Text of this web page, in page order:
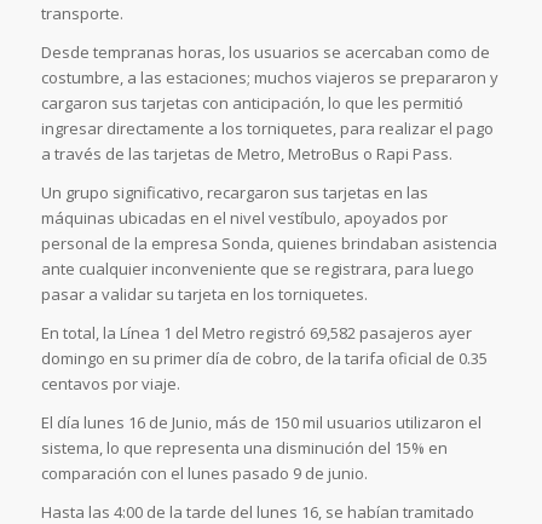
transporte.
Desde tempranas horas, los usuarios se acercaban como de
costumbre, a las estaciones; muchos viajeros se prepararon y
cargaron sus tarjetas con anticipación, lo que les permitió
ingresar directamente a los torniquetes, para realizar el pago
a través de las tarjetas de Metro, MetroBus o Rapi Pass.
Un grupo significativo, recargaron sus tarjetas en las
máquinas ubicadas en el nivel vestíbulo, apoyados por
personal de la empresa Sonda, quienes brindaban asistencia
ante cualquier inconveniente que se registrara, para luego
pasar a validar su tarjeta en los torniquetes.
En total, la Línea 1 del Metro registró 69,582 pasajeros ayer
domingo en su primer día de cobro, de la tarifa oficial de 0.35
centavos por viaje.
El día lunes 16 de Junio, más de 150 mil usuarios utilizaron el
sistema, lo que representa una disminución del 15% en
comparación con el lunes pasado 9 de junio.
Hasta las 4:00 de la tarde del lunes 16, se habían tramitado